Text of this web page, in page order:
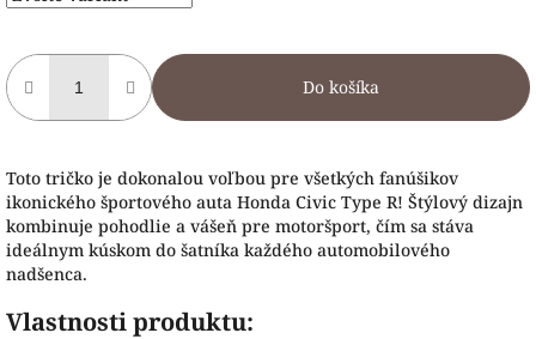
Do košíka
Toto tričko je dokonalou voľbou pre všetkých fanúšikov
ikonického športového auta Honda Civic Type R! Štýlový dizajn
kombinuje pohodlie a vášeň pre motoršport, čím sa stáva
ideálnym kúskom do šatníka každého automobilového
nadšenca.
Vlastnosti produktu: